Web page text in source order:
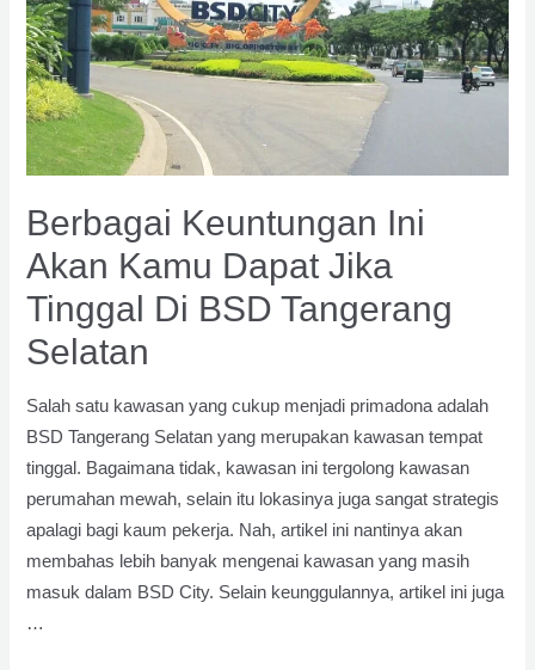
Berbagai Keuntungan Ini
Akan Kamu Dapat Jika
Tinggal Di BSD Tangerang
Selatan
Salah satu kawasan yang cukup menjadi primadona adalah
BSD Tangerang Selatan yang merupakan kawasan tempat
tinggal. Bagaimana tidak, kawasan ini tergolong kawasan
perumahan mewah, selain itu lokasinya juga sangat strategis
apalagi bagi kaum pekerja. Nah, artikel ini nantinya akan
membahas lebih banyak mengenai kawasan yang masih
masuk dalam BSD City. Selain keunggulannya, artikel ini juga
…